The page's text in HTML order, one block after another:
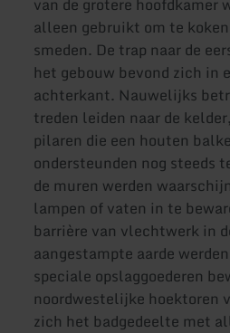
alleen gebruikt om te
smeden. De trap naar de
het gebouw bevond zich in
achterkant. Nauwelijks
treden leiden naar de
pilaren die een houten
ondersteunden nog steeds
de muren werden
lampen of vaten in te
barrière van vlechtwerk in
aangestampte aarde
speciale opslaggoederen
noordwestelijke hoektoren
zich het badgedeelte met